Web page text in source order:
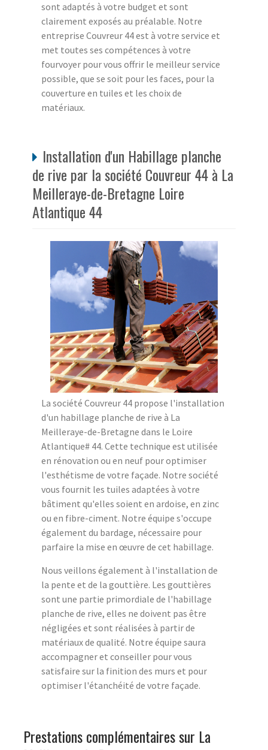
sont adaptés à votre budget et sont
clairement exposés au préalable. Notre
entreprise Couvreur 44 est à votre service et
met toutes ses compétences à votre
fourvoyer pour vous offrir le meilleur service
possible, que se soit pour les faces, pour la
couverture en tuiles et les choix de
matériaux.
Installation d'un Habillage planche
de rive par la société Couvreur 44 à La
Meilleraye-de-Bretagne Loire
Atlantique 44
La société Couvreur 44 propose l'installation
d'un habillage planche de rive à La
Meilleraye-de-Bretagne dans le Loire
Atlantique# 44. Cette technique est utilisée
en rénovation ou en neuf pour optimiser
l'esthétisme de votre façade. Notre société
vous fournit les tuiles adaptées à votre
bâtiment qu'elles soient en ardoise, en zinc
ou en fibre-ciment. Notre équipe s'occupe
également du bardage, nécessaire pour
parfaire la mise en œuvre de cet habillage.
Nous veillons également à l'installation de
la pente et de la gouttière. Les gouttières
sont une partie primordiale de l'habillage
planche de rive, elles ne doivent pas être
négligées et sont réalisées à partir de
matériaux de qualité. Notre équipe saura
accompagner et conseiller pour vous
satisfaire sur la finition des murs et pour
optimiser l'étanchéité de votre façade.
Prestations complémentaires sur La